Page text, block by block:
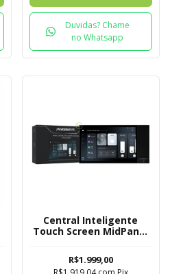
Duvidas? Chame
no Whatsapp
Central Inteligente
Touch Screen MidPanel
R$1.999,00